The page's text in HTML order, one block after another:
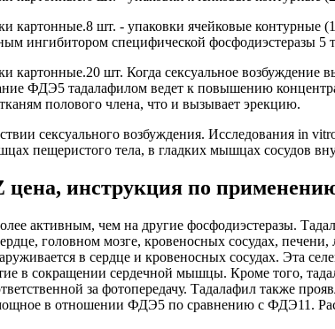
картонные.8 шт. - упаковки ячейковые
ингибитором специфической
картонные.20 шт. Когда сексуальное возбуждение
ФДЭ5 тадалафилом ведет к повышению
полового члена, что и вызывает эрекцию.
сексуального возбуждения. Исследования in
пещеристого тела, в гладких мышцах сосудов
инструкция по
активным, чем на другие фосфодиэстеразы.
головном мозге, кровеносных сосудах,
в сердце и кровеносных сосудах. Эта
в сокращении сердечной мышцы. Кроме того,
за фотопередачу. Тадалафил также
в отношении ФДЭ5 по сравнению с ФДЭ11.